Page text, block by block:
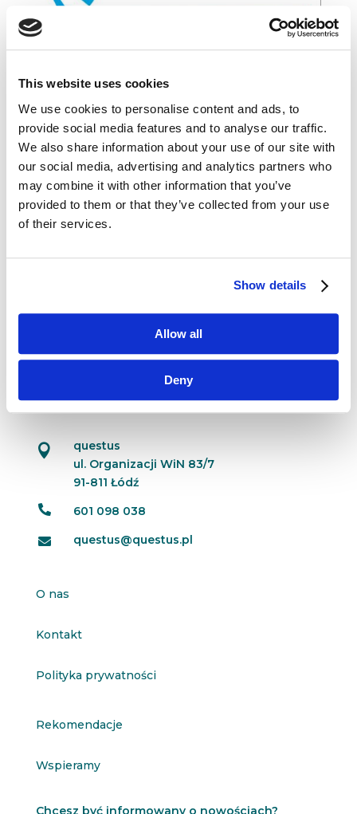
This website uses cookies
We use cookies to personalise content and ads, to
provide social media features and to analyse our traffic.
We also share information about your use of our site with
our social media, advertising and analytics partners who
may combine it with other information that you’ve
provided to them or that they’ve collected from your use
of their services.
Show details
Allow all
Deny
Marketing sensoryczny: zmysłowa
rewolucja
maj 2, 2018 |Artykuły, Trendy
Zmysły to emocje. A emocje są impulsem,
który uruchamia proces decyzyjny w umyśle
bowiem powiedział kiedyś twórca sieci...
Dane kontaktowe

questus
ul. Organizacji WiN 83/7
91-811 Łódź
 601 098 038
 questus@questus.pl
O nas
Kontakt
Polityka prywatności
Rekomendacje
Wspieramy
Chcesz być informowany o nowościach?